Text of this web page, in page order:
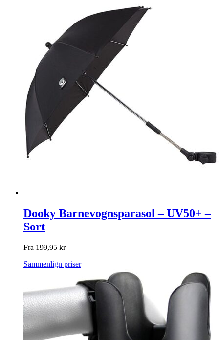
Dooky Barnevognsparasol – UV50+ –
Sort
Fra 199,95 kr.
Sammenlign priser